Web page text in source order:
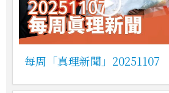
每周「真理新聞」20251107